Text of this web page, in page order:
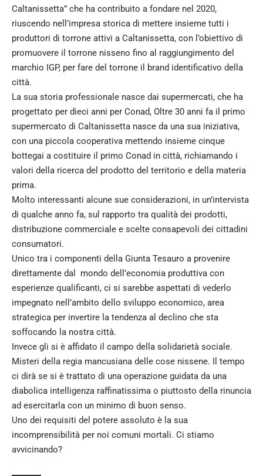
Caltanissetta” che ha contribuito a fondare nel 2020,
riuscendo nell’impresa storica di mettere insieme tutti i
produttori di torrone attivi a Caltanissetta, con l’obiettivo di
promuovere il torrone nisseno fino al raggiungimento del
marchio IGP, per fare del torrone il brand identificativo della
città.
La sua storia professionale nasce dai supermercati, che ha
progettato per dieci anni per Conad, Oltre 30 anni fa il primo
supermercato di Caltanissetta nasce da una sua iniziativa,
con una piccola cooperativa mettendo insieme cinque
bottegai a costituire il primo Conad in città, richiamando i
valori della ricerca del prodotto del territorio e della materia
prima.
Molto interessanti alcune sue considerazioni, in un’intervista
di qualche anno fa, sul rapporto tra qualità dei prodotti,
distribuzione commerciale e scelte consapevoli dei cittadini
consumatori.
Unico tra i componenti della Giunta Tesauro a provenire
direttamente dal mondo dell’economia produttiva con
esperienze qualificanti, ci si sarebbe aspettati di vederlo
impegnato nell’ambito dello sviluppo economico, area
strategica per invertire la tendenza al declino che sta
soffocando la nostra città.
Invece gli si è affidato il campo della solidarietà sociale.
Misteri della regia mancusiana delle cose nissene. Il tempo
ci dirà se si è trattato di una operazione guidata da una
diabolica intelligenza raffinatissima o piuttosto della rinuncia
ad esercitarla con un minimo di buon senso.
Uno dei requisiti del potere assoluto è la sua
incomprensibilità per noi comuni mortali. Ci stiamo
avvicinando?